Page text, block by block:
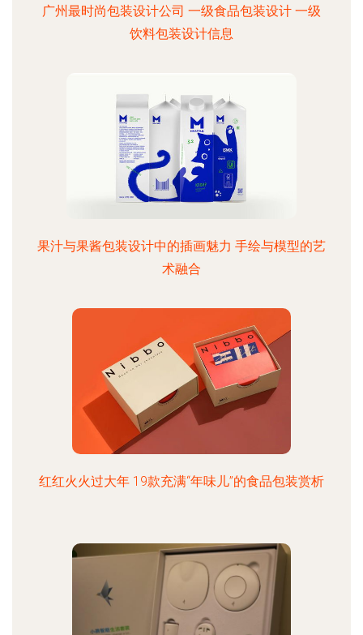
广州最时尚包装设计公司 一级食品包装设计 一级
饮料包装设计信息
果汁与果酱包装设计中的插画魅力 手绘与模型的艺
术融合
红红火火过大年 19款充满“年味儿”的食品包装赏析